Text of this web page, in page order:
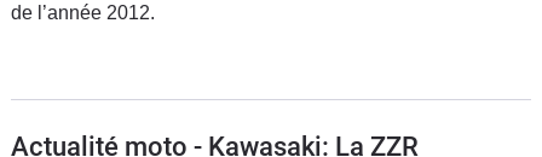
de l’année 2012.
Actualité moto - Kawasaki: La ZZR